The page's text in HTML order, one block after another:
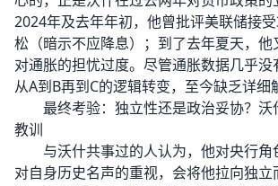
2024年及去年年初，他曾批评美联储接
松（暗示不应降息）；到了去年夏天，
对通胀的担忧过度。尽管通胀数据几乎
从A到B再到C的逻辑转变，至今缺乏详细
最终考验：独立性还是政治妥协？沃
教训
与沃什共事过的人认为，他对央行角
对自身历史名声的重视，会将他拉向独立